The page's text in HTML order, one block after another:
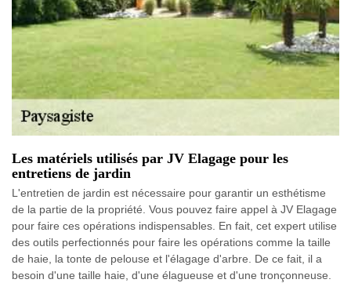
Les matériels utilisés par JV Elagage pour les
entretiens de jardin
L'entretien de jardin est nécessaire pour garantir un esthétisme
de la partie de la propriété. Vous pouvez faire appel à JV Elagage
pour faire ces opérations indispensables. En fait, cet expert utilise
des outils perfectionnés pour faire les opérations comme la taille
de haie, la tonte de pelouse et l'élagage d'arbre. De ce fait, il a
besoin d'une taille haie, d'une élagueuse et d'une tronçonneuse.